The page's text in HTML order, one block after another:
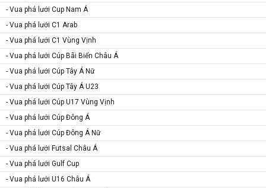
- Vua phá lưới Cup Nam Á
- Vua phá lưới C1 Arab
- Vua phá lưới C1 Vùng Vịnh
- Vua phá lưới Cúp Bãi Biển Châu Á
- Vua phá lưới Cúp Tây Á Nữ
- Vua phá lưới Cúp Tây Á U23
- Vua phá lưới Cúp U17 Vùng Vịnh
- Vua phá lưới Cúp Đông Á
- Vua phá lưới Cúp Đông Á Nữ
- Vua phá lưới Futsal Châu Á
- Vua phá lưới Gulf Cup
- Vua phá lưới U16 Châu Á